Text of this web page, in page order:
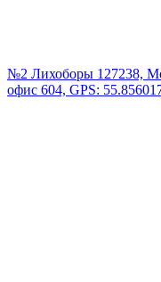
№2 Лихоборы 127238,
офис 604, GPS: